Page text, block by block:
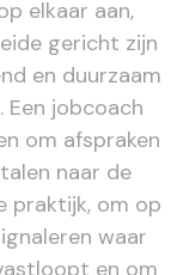
elkaar aan,
gericht zijn
en duurzaam
Een jobcoach
om afspraken
naar de
praktijk, om op
waar